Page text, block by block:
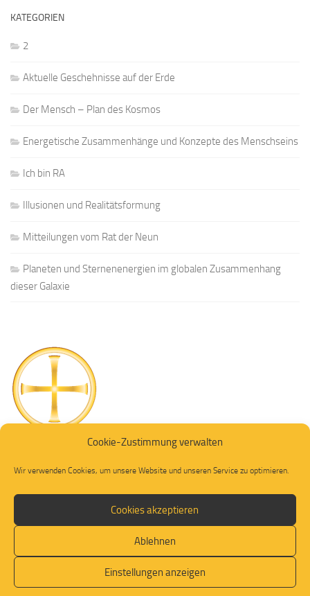
Cookie-Zustimmung verwalten
Wir verwenden Cookies, um unsere Website und unseren Service zu optimieren.
Cookies akzeptieren
Ablehnen
Einstellungen anzeigen
KATEGORIEN
2
Aktuelle Geschehnisse auf der Erde
Der Mensch – Plan des Kosmos
Energetische Zusammenhänge und Konzepte des Menschseins
Ich bin RA
Illusionen und Realitätsformung
Mitteilungen vom Rat der Neun
Planeten und Sternenenergien im globalen Zusammenhang
dieser Galaxie